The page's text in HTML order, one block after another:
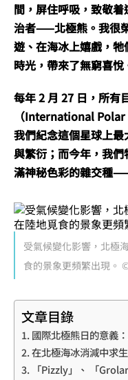
間，屏住呼吸，致敬
治者——北極熊。我很
遊、在海冰上嬉戲，
時光，帶來了無窮喜悅
每年 2 月 27 日，所有
（International Polar
我們紀念這個星球上
與繁衍；而今年，我
滿神秘色彩的雜交種
受氣候變化影響，北極
食的景象更頻繁出現。
文章目錄
國際北極熊日的意義
在北極海冰消減中求
「Pizzly」、 「